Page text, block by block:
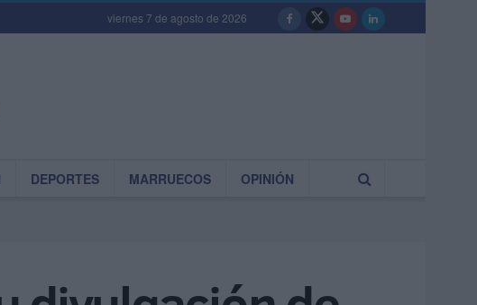
viernes 7 de agosto de 2026
DEPORTES MARRUECOS OPINIÓN